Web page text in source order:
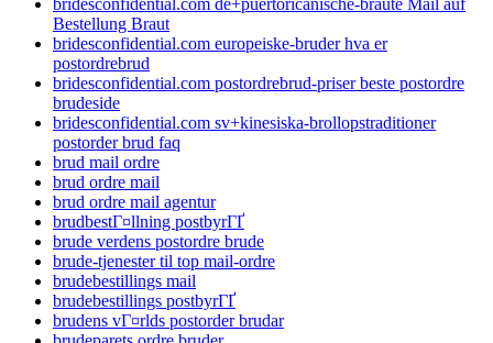
Bestellung Braut
bridesconfidential.com europeiske-bruder hva er
postordrebrud
bridesconfidential.com postordrebrud-priser beste postordre
brudeside
bridesconfidential.com sv+kinesiska-brollopstraditioner
postorder brud faq
brud mail ordre
brud ordre mail
brud ordre mail agentur
brudbestГ¤llning postbyrГҐ
brude verdens postordre brude
brude-tjenester til top mail-ordre
brudebestillings mail
brudebestillings postbyrГҐ
brudens vГ¤rlds postorder brudar